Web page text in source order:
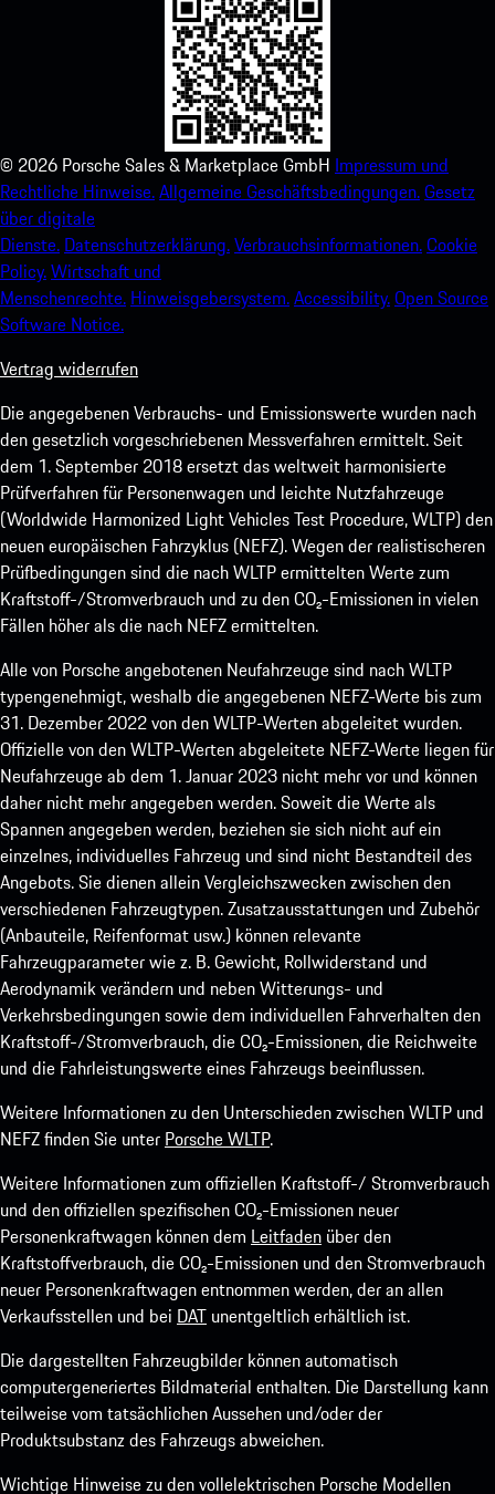
© 2026 Porsche Sales & Marketplace GmbH Impressum und
Rechtliche Hinweise.Allgemeine Geschäftsbedingungen.Gesetz
über digitale
Dienste. Datenschutzerklärung.Verbrauchsinformationen.Cookie
Policy.Wirtschaft und
Menschenrechte. Hinweisgebersystem.Accessibility.Open Source
Software Notice.
Vertrag widerrufen
Die angegebenen Verbrauchs- und Emissionswerte wurden nach
den gesetzlich vorgeschriebenen Messverfahren ermittelt. Seit
dem 1. September 2018 ersetzt das weltweit harmonisierte
Prüfverfahren für Personenwagen und leichte Nutzfahrzeuge
(Worldwide Harmonized Light Vehicles Test Procedure, WLTP) den
neuen europäischen Fahrzyklus (NEFZ). Wegen der realistischeren
Prüfbedingungen sind die nach WLTP ermittelten Werte zum
Kraftstoff-/Stromverbrauch und zu den CO₂-Emissionen in vielen
Fällen höher als die nach NEFZ ermittelten.
Alle von Porsche angebotenen Neufahrzeuge sind nach WLTP
typengenehmigt, weshalb die angegebenen NEFZ-Werte bis zum
31. Dezember 2022 von den WLTP-Werten abgeleitet wurden.
Offizielle von den WLTP-Werten abgeleitete NEFZ-Werte liegen für
Neufahrzeuge ab dem 1. Januar 2023 nicht mehr vor und können
daher nicht mehr angegeben werden. Soweit die Werte als
Spannen angegeben werden, beziehen sie sich nicht auf ein
einzelnes, individuelles Fahrzeug und sind nicht Bestandteil des
Angebots. Sie dienen allein Vergleichszwecken zwischen den
verschiedenen Fahrzeugtypen. Zusatzausstattungen und Zubehör
(Anbauteile, Reifenformat usw.) können relevante
Fahrzeugparameter wie z. B. Gewicht, Rollwiderstand und
Aerodynamik verändern und neben Witterungs- und
Verkehrsbedingungen sowie dem individuellen Fahrverhalten den
Kraftstoff-/Stromverbrauch, die CO₂-Emissionen, die Reichweite
und die Fahrleistungswerte eines Fahrzeugs beeinflussen.
Weitere Informationen zu den Unterschieden zwischen WLTP und
NEFZ finden Sie unter Porsche WLTP.
Weitere Informationen zum offiziellen Kraftstoff-/ Stromverbrauch
und den offiziellen spezifischen CO₂-Emissionen neuer
Personenkraftwagen können dem Leitfaden über den
Kraftstoffverbrauch, die CO₂-Emissionen und den Stromverbrauch
neuer Personenkraftwagen entnommen werden, der an allen
Verkaufsstellen und bei DAT unentgeltlich erhältlich ist.
Die dargestellten Fahrzeugbilder können automatisch
computergeneriertes Bildmaterial enthalten. Die Darstellung kann
teilweise vom tatsächlichen Aussehen und/oder der
Produktsubstanz des Fahrzeugs abweichen.
Wichtige Hinweise zu den vollelektrischen Porsche Modellen